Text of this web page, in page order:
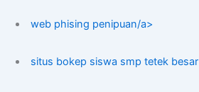
web phising penipuan/a>
situs bokep siswa smp tetek besar